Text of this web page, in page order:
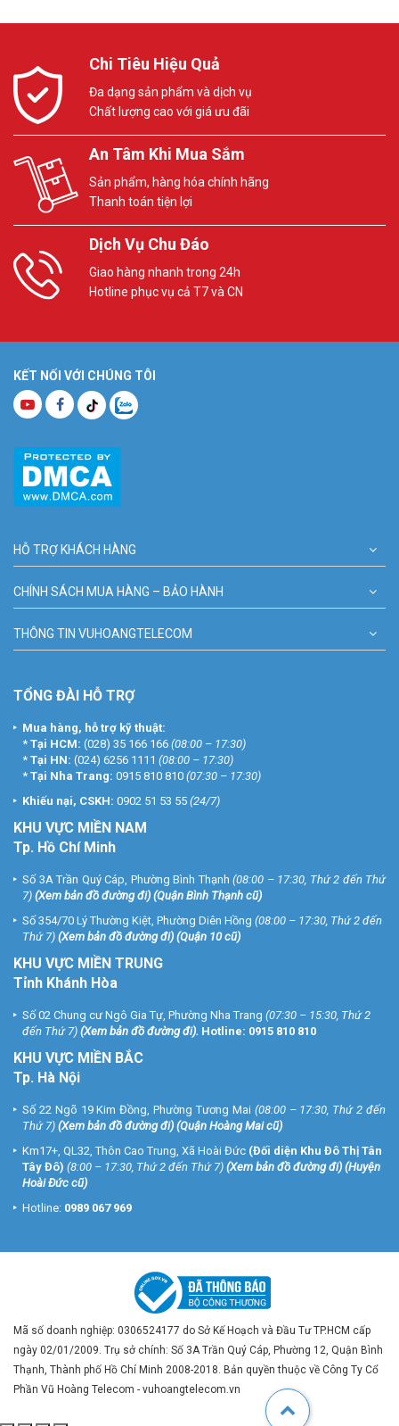
Chi Tiêu Hiệu Quả
Đa dạng sản phẩm và dịch vụ
Chất lượng cao với giá ưu đãi
An Tâm Khi Mua Sắm
Sản phẩm, hàng hóa chính hãng
Thanh toán tiện lợi
Dịch Vụ Chu Đáo
Giao hàng nhanh trong 24h
Hotline phục vụ cả T7 và CN
KẾT NỐI VỚI CHÚNG TÔI
HỖ TRỢ KHÁCH HÀNG
CHÍNH SÁCH MUA HÀNG – BẢO HÀNH
THÔNG TIN VUHOANGTELECOM
TỔNG ĐÀI HỖ TRỢ
Mua hàng, hỗ trợ kỹ thuật:
* Tại HCM: (028) 35 166 166 (08:00 – 17:30)
* Tại HN: (024) 6256 1111 (08:00 – 17:30)
* Tại Nha Trang: 0915 810 810 (07:30 – 17:30)
Khiếu nại, CSKH: 0902 51 53 55 (24/7)
KHU VỰC MIỀN NAM
Tp. Hồ Chí Minh
Số 3A Trần Quý Cáp, Phường Bình Thạnh (08:00 – 17:30, Thứ 2 đến Thứ
7) (Xem bản đồ đường đi) (Quận Bình Thạnh cũ)
Số 354/70 Lý Thường Kiệt, Phường Diên Hồng (08:00 – 17:30, Thứ 2 đến
Thứ 7) (Xem bản đồ đường đi) (Quận 10 cũ)
KHU VỰC MIỀN TRUNG
Tỉnh Khánh Hòa
Số 02 Chung cư Ngô Gia Tự, Phường Nha Trang (07:30 – 15:30, Thứ 2
đến Thứ 7) (Xem bản đồ đường đi). Hotline: 0915 810 810
KHU VỰC MIỀN BẮC
Tp. Hà Nội
Số 22 Ngõ 19 Kim Đồng, Phường Tương Mai (08:00 – 17:30, Thứ 2 đến
Thứ 7) (Xem bản đồ đường đi) (Quận Hoàng Mai cũ)
Km17+, QL32, Thôn Cao Trung, Xã Hoài Đức (Đối diện Khu Đô Thị Tân
Tây Đô) (8:00 – 17:30, Thứ 2 đến Thứ 7) (Xem bản đồ đường đi) (Huyện
Hoài Đức cũ)
Hotline: 0989 067 969
Mã số doanh nghiệp: 0306524177 do Sở Kế Hoạch và Đầu Tư TP.HCM cấp
ngày 02/01/2009. Trụ sở chính: Số 3A Trần Quý Cáp, Phường 12, Quận Bình
Thạnh, Thành phố Hồ Chí Minh 2008-2018. Bản quyền thuộc về Công Ty Cổ
Phần Vũ Hoàng Telecom - vuhoangtelecom.vn